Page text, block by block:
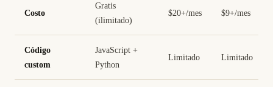
Costo
Gratis
(ilimitado)
$20+/mes $9+/mes
Código
custom
JavaScript +
Python
Limitado Limitado